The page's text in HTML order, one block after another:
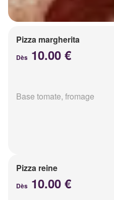
Pizza margherita
Dès 10.00 €
Base tomate, fromage
Pizza reine
Dès 10.00 €